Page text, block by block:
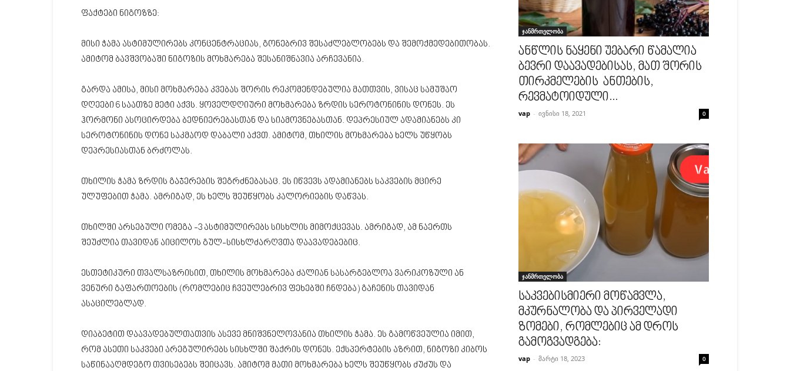
ფაქტები ნიგოზზე:
მისი ჭამა ასტიმულირებს კონცენტრაციას, გონებრივ შესაძლებლობებს და შემოქმედებითობას.
ამიტომ ბავშვობაში ნიგოზის მოხმარება შესანიშნავია არჩევანია.
გარდა ამისა, მისი მოხმარება კვებას შორის რეკომენდებულია მათთვის, ვისაც სამუშაო
დღეები 6 საათზე მეტი აქვს. ყოველდღიური მოხმარება ზრდის სეროტონინის დონეს. ეს
ჰორმონი ასოცირდება ბედნიერებასთან და სიამოვნებასთან. დეპრესიულ ადამიანებს კი
სეროტონინის დონე საკმაოდ დაბალი აქვთ. ამიტომ, თხილის მოხმარება ხელს უწყობს
დეპრესიასთან ბრძოლას.
თხილის ჭამა ზრდის გაჯერების შეგრძნებასაც. ეს იწვევს ადამიანებს საკვების მცირე
ულუფებით ჭამა. ამრიგად, ეს ხელს შეუწყობს კალორიების დაწვას.
თხილში არსებული ომეგა -3 ასტიმულირებს სისხლის მიმოქცევას. ამრიგად, ამ ნაერთს
შეუძლია თავიდან აიცილოს გულ-სისხლძარღვთა დაავადებებიც.
ესთეტიკური თვალსაზრისით, თხილის მოხმარება ძალიან სასარგებლოა ვარიკოზული ან
ვენური გაფართოების (რომლებიც ჩვეულებრივ ფეხებში ჩნდება) გაჩენის თავიდან
ასაცილებლად.
დიაბეტით დაავადებულთათვის ასევე მნიშვნელოვანია თხილის ჭამა. ეს გამოწვეულია იმით,
რომ ასეთი საკვები არეგულირებს სისხლში შაქრის დონეს. ექსპერტების აზრით, ნიგოზი კიბოს
საწინააღმდეგო თვისებებს შეიცავს. ამიტომ მათი მოხმარება ხელს შეუწყობს ძუძუს და
ჯანმრთელობა
ანწლის ნაყენი უებარი წამალია
ბევრი დაავადებისას, მათ შორის
თირკმელების ანთების,
რევმატოიდული...
vap - ივნისი 18, 2021 0
ჯანმრთელობა
საკვებისმიერი მოწამვლა,
მკურნალობა და პირველადი
ზომები, რომლებიც ამ დროს
გამოგვადგება:
vap - მარტი 18, 2023 0